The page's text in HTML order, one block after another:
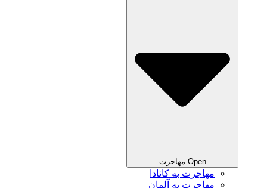
Open مهاجرت
مهاجرت به کانادا
مهاجرت به آلمان